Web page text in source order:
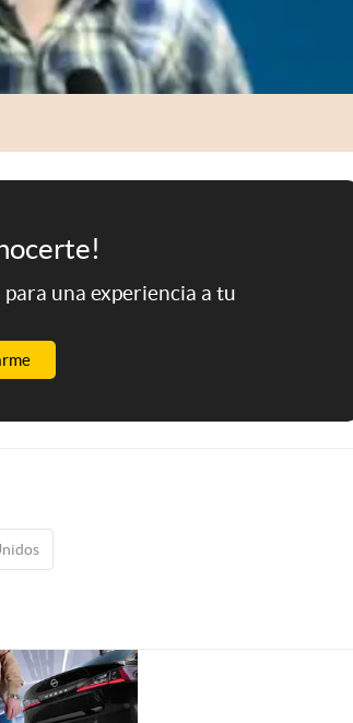
una experiencia a tu